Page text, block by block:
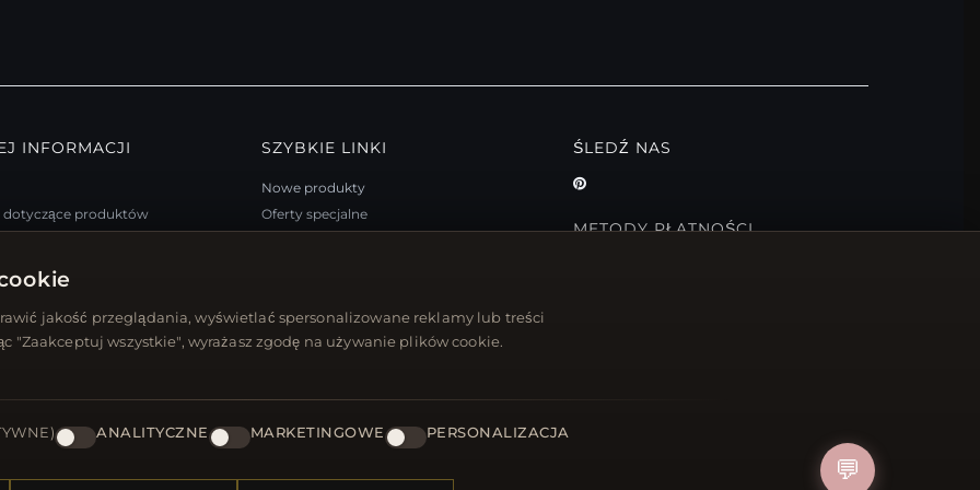
jakość przeglądania, wyświetlać spersonalizowane reklamy lub treści
"Zaakceptuj wszystkie", wyrażasz zgodę na używanie plików cookie.
ANALITYCZNE MARKETINGOWE PERSONALIZACJA
INFORMACJI
dotyczące produktów
rabatowe
z newslettera
SZYBKIE LINKI
Nowe produkty
Oferty specjalne
ŚLEDŹ NAS
METODY PŁATNOŚCI
💬